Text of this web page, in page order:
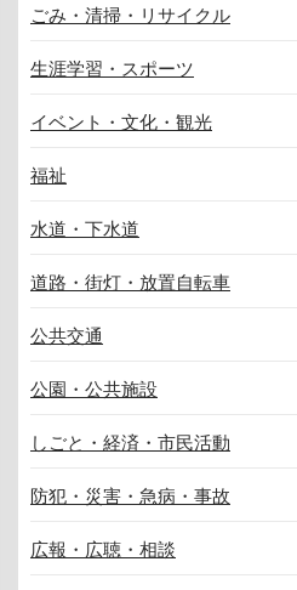
ごみ・清掃・リサイクル
生涯学習・スポーツ
イベント・文化・観光
福祉
水道・下水道
道路・街灯・放置自転車
公共交通
公園・公共施設
しごと・経済・市民活動
防犯・災害・急病・事故
広報・広聴・相談